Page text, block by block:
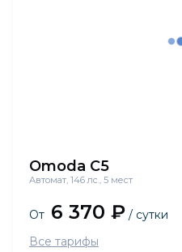
Omoda C5
Автомат, 146 лс., 5 мест
От 6 370 ₽ / сутки
Все тарифы